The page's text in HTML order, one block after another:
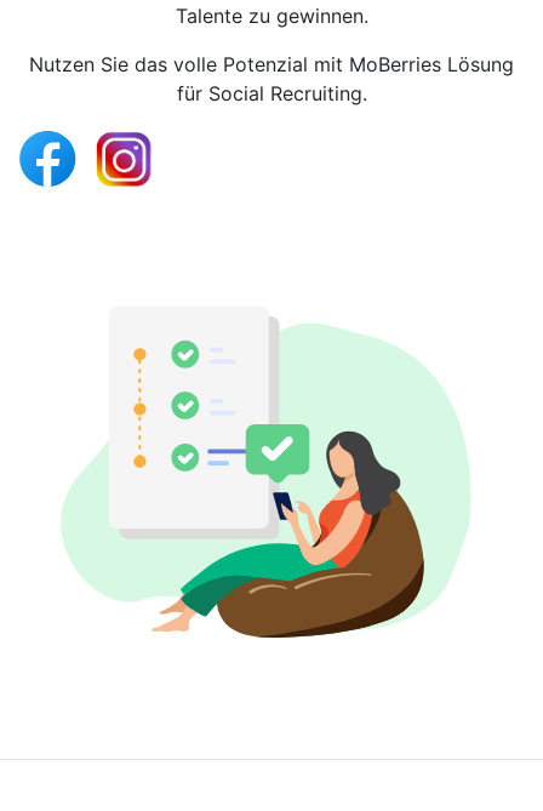
Talente zu gewinnen.
Nutzen Sie das volle Potenzial mit MoBerries Lösung
für Social Recruiting.